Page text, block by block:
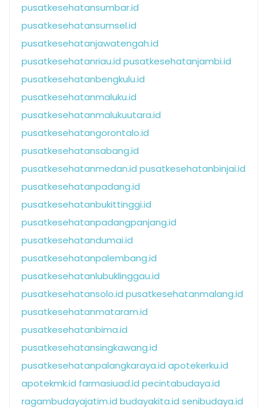
pusatkesehatansumbar.id
pusatkesehatansumsel.id
pusatkesehatanjawatengah.id
pusatkesehatanriau.id pusatkesehatanjambi.id
pusatkesehatanbengkulu.id
pusatkesehatanmaluku.id
pusatkesehatanmalukuutara.id
pusatkesehatangorontalo.id
pusatkesehatansabang.id
pusatkesehatanmedan.id pusatkesehatanbinjai.id
pusatkesehatanpadang.id
pusatkesehatanbukittinggi.id
pusatkesehatanpadangpanjang.id
pusatkesehatandumai.id
pusatkesehatanpalembang.id
pusatkesehatanlubuklinggau.id
pusatkesehatansolo.id pusatkesehatanmalang.id
pusatkesehatanmataram.id
pusatkesehatanbima.id
pusatkesehatansingkawang.id
pusatkesehatanpalangkaraya.id apotekerku.id
apotekmk.id farmasiuad.id pecintabudaya.id
ragambudayajatim.id budayakita.id senibudaya.id